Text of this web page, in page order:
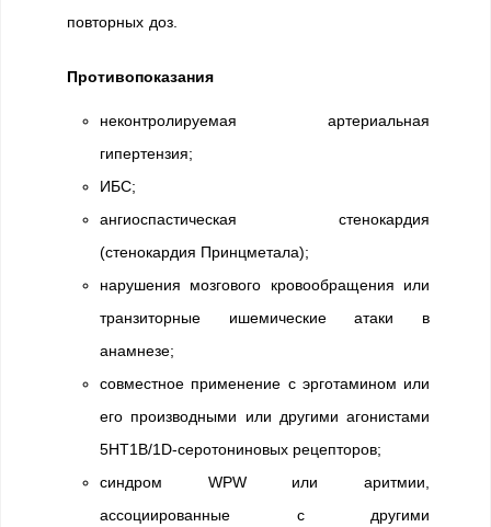
повторных доз.
Противопоказания
неконтролируемая артериальная
гипертензия;
ИБС;
ангиоспастическая стенокардия
(стенокардия Принцметала);
нарушения мозгового кровообращения или
транзиторные ишемические атаки в
анамнезе;
совместное применение с эрготамином или
его производными или другими агонистами
5НТ1B/1D-серотониновых рецепторов;
синдром WPW или аритмии,
ассоциированные с другими